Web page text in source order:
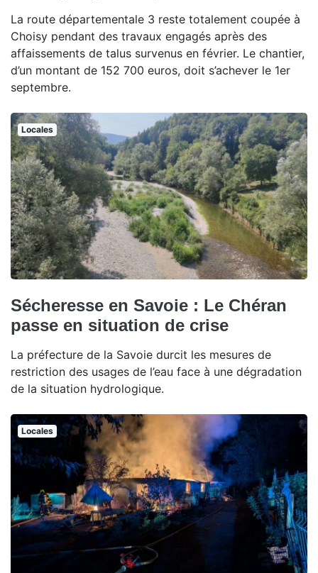
La route départementale 3 reste totalement coupée à
Choisy pendant des travaux engagés après des
affaissements de talus survenus en février. Le chantier,
d’un montant de 152 700 euros, doit s’achever le 1er
septembre.
Locales
Sécheresse en Savoie : Le Chéran
passe en situation de crise
La préfecture de la Savoie durcit les mesures de
restriction des usages de l’eau face à une dégradation
de la situation hydrologique.
Locales